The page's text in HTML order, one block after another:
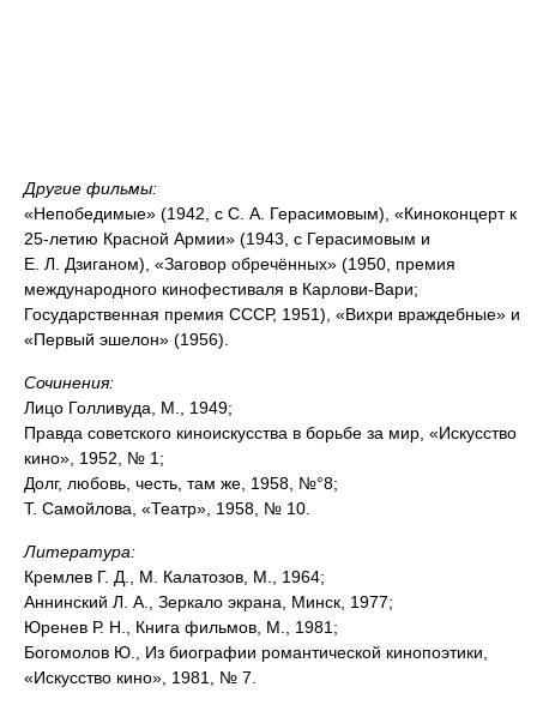
Другие фильмы:
«Непобедимые» (1942, с С. А. Герасимовым), «Киноконцерт к
25-летию Красной Армии» (1943, с Герасимовым и
Е. Л. Дзиганом), «Заговор обречённых» (1950, премия
международного кинофестиваля в Карлови-Вари;
Государственная премия СССР, 1951), «Вихри враждебные» и
«Первый эшелон» (1956).
Сочинения:
Лицо Голливуда, М., 1949;
Правда советского киноискусства в борьбе за мир, «Искусство
кино», 1952, № 1;
Долг, любовь, честь, там же, 1958, №°8;
Т. Самойлова, «Театр», 1958, № 10.
Литература:
Кремлев Г. Д., М. Калатозов, М., 1964;
Аннинский Л. А., Зеркало экрана, Минск, 1977;
Юренев Р. Н., Книга фильмов, М., 1981;
Богомолов Ю., Из биографии романтической кинопоэтики,
«Искусство кино», 1981, № 7.